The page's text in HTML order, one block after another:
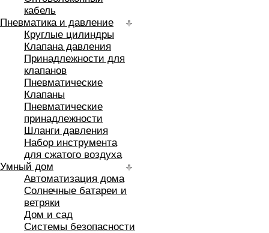
кабель
Пневматика и давление
Круглые цилиндры
Клапана давления
Принадлежности для
клапанов
Пневматические
Клапаны
Пневматические
принадлежности
Шланги давления
Набор инструмента
для сжатого воздуха
Умный дом
Автоматизация дома
Солнечные батареи и
ветряки
Дом и сад
Системы безопасности